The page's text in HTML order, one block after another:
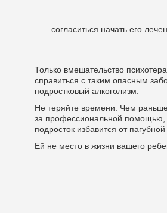
согласиться начать его
Только вмешательство
справиться с таким опасным
подростковый алкоголизм.
Не теряйте времени. Чем
за профессиональной помощью,
подросток избавится от пагубной
Ей не место в жизни вашего